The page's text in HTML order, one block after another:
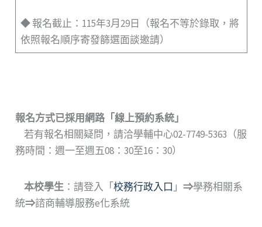
◆ 報名截止：115年3月29日（報名不等於錄取，將
依照報名順序寄發篩選面談邀請）
報名方式已採用網路「線上預約系統」
若有報名相關疑問，請洽學輔中心02-7749-5363（服
務時間：週一至週五08：30至16：30）
本校學生：請登入「校務行政入口 」 ⇒學務相關系
統⇒諮商輔導服務e化系統